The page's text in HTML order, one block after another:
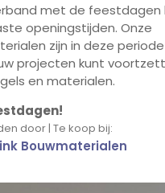
met de feestdagen
openingstijden. Onze
zijn in deze
projecten kunt
en materialen.
door | Te koop bij:
Bouwmaterialen